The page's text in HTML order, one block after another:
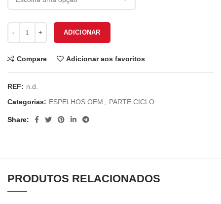
ADICIONAR
Compare Adicionar aos favoritos
REF: n.d.
Categorias: ESPELHOS OEM , PARTE CICLO
Share
PRODUTOS RELACIONADOS